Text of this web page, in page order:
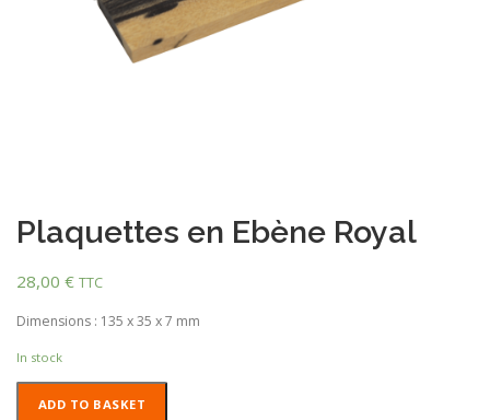
Plaquettes en Ebène Royal
28,00 € TTC
Dimensions : 135 x 35 x 7 mm
In stock
ADD TO BASKET